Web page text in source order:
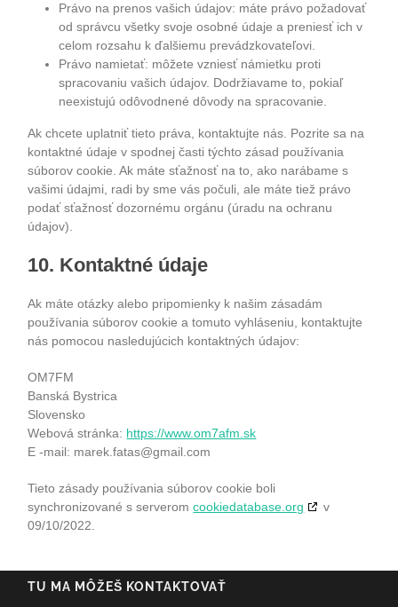
Právo na prenos vašich údajov: máte právo požadovať
od správcu všetky svoje osobné údaje a preniesť ich v
celom rozsahu k ďalšiemu prevádzkovateľovi.
Právo namietať: môžete vzniesť námietku proti
spracovaniu vašich údajov. Dodržiavame to, pokiaľ
neexistujú odôvodnené dôvody na spracovanie.
Ak chcete uplatniť tieto práva, kontaktujte nás. Pozrite sa na
kontaktné údaje v spodnej časti týchto zásad používania
súborov cookie. Ak máte sťažnosť na to, ako narábame s
vašimi údajmi, radi by sme vás počuli, ale máte tiež právo
podať sťažnosť dozornému orgánu (úradu na ochranu
údajov).
10. Kontaktné údaje
Ak máte otázky alebo pripomienky k našim zásadám
používania súborov cookie a tomuto vyhláseniu, kontaktujte
nás pomocou nasledujúcich kontaktných údajov:
OM7FM
Banská Bystrica
Slovensko
Webová stránka: https://www.om7afm.sk
E -mail: marek.fatas@gmail.com
Tieto zásady používania súborov cookie boli
synchronizované s serveromcookiedatabase.org
v
09/10/2022.
TU MA MÔŽEŠ KONTAKTOVAŤ